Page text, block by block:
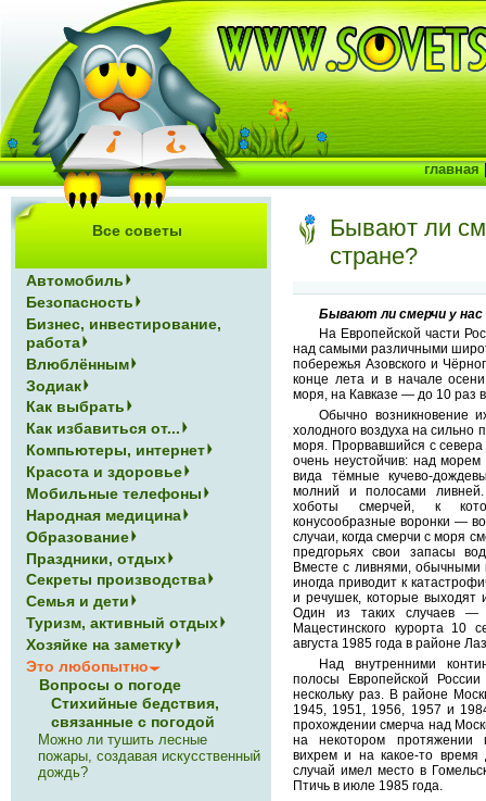
Бывают ли
стране?
Бывают ли смерчи у нас
На Европейской части
над самыми различными
побережья Азовского и
конце лета и в начале
моря, на Кавказе — до 10 раз в
Обычно возникновение
холодного воздуха на сильно
моря. Прорвавшийся с севера
очень неустойчив: над
вида тёмные кучево-
молний и полосами
хоботы смерчей, к
конусообразные воронки —
случаи, когда смерчи с моря
предгорьях свои запасы
Вместе с ливнями, обычными
иногда приводит к
и речушек, которые выходят
Один из таких случаев
Мацестинского курорта 10
августа 1985 года в районе
Над внутренними
полосы Европейской
нескольку раз. В районе
1945, 1951, 1956, 1957 и
прохождении смерча над
на некотором протяжении
вихрем и на какое-то время
случай имел место в
Птичь в июле 1985 года.
Все советы
Автомобиль
Безопасность
Бизнес, инвестирование,
работа
Влюблённым
Зодиак
Как выбрать
Как избавиться от...
Компьютеры, интернет
Красота и здоровье
Мобильные телефоны
Народная медицина
Образование
Праздники, отдых
Секреты производства
Семья и дети
Туризм, активный отдых
Хозяйке на заметку
Это любопытно
Вопросы о погоде
Стихийные бедствия,
связанные с погодой
Можно ли тушить лесные
пожары, создавая искусственный
дождь?
главная